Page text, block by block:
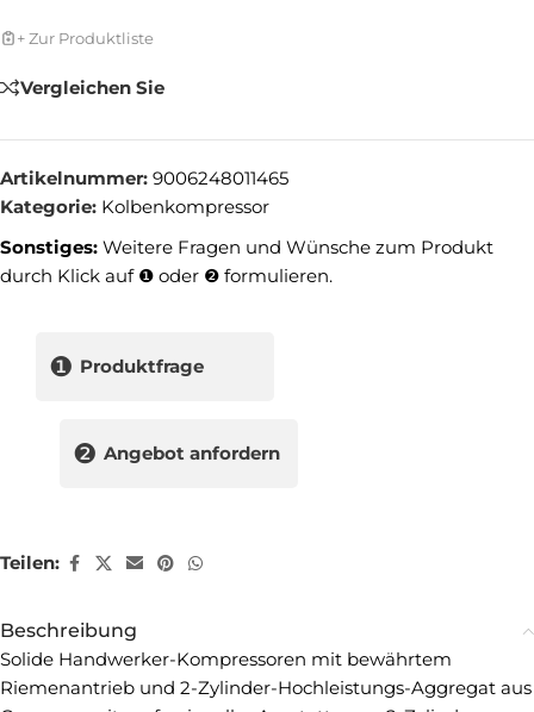
+ Zur Produktliste
Vergleichen Sie
Artikelnummer: 9006248011465
Kategorie: Kolbenkompressor
Sonstiges: Weitere Fragen und Wünsche zum Produkt
durch Klick auf ❶ oder ❷ formulieren.
❶ Produktfrage
❷ Angebot anfordern
Teilen:
Beschreibung
Solide Handwerker-Kompressoren mit bewährtem
Riemenantrieb und 2-Zylinder-Hochleistungs-Aggregat aus